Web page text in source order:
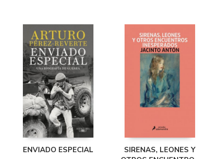
ENVIADO ESPECIAL
SIRENAS, LEONES Y